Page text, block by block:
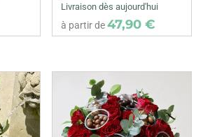
Livraison dès aujourd'hui
à partir de47,90 €